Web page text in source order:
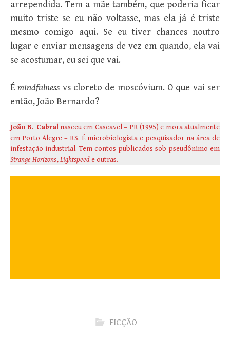
arrependida. Tem a mãe também, que poderia ficar
muito triste se eu não voltasse, mas ela já é triste
mesmo comigo aqui. Se eu tiver chances noutro
lugar e enviar mensagens de vez em quando, ela vai
se acostumar, eu sei que vai.
Émindfulness vs cloreto de moscóvium. O que vai ser
então, João Bernardo?
João B. Cabralnasceu em Cascavel – PR (1995) e mora atualmente
em Porto Alegre – RS. É microbiologista e pesquisador na área de
infestação industrial. Tem contos publicados sob pseudônimo em
Strange Horizons,Lightspeede outras.
FICÇÃO